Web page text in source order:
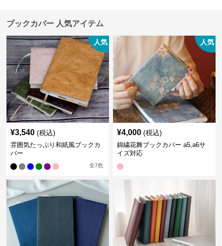
ブックカバー 人気アイテム
人気
¥3,540 (税込)
雰囲気たっぷり和紙風ブックカ
バー
全7色
人気
¥4,000 (税込)
錦繍花舞ブックカバー a5,a6サ
イズ対応